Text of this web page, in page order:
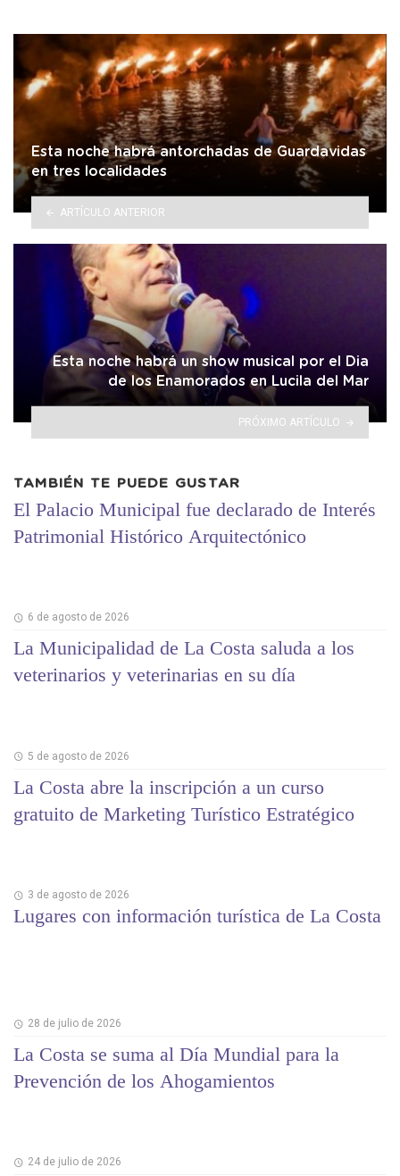
Esta noche habrá antorchadas de Guardavidas
en tres localidades
ARTÍCULO ANTERIOR
Esta noche habrá un show musical por el Dia
de los Enamorados en Lucila del Mar
PRÓXIMO ARTÍCULO
TAMBIÉN TE PUEDE GUSTAR
El Palacio Municipal fue declarado de Interés
Patrimonial Histórico Arquitectónico
6 de agosto de 2026
La Municipalidad de La Costa saluda a los
veterinarios y veterinarias en su día
5 de agosto de 2026
La Costa abre la inscripción a un curso
gratuito de Marketing Turístico Estratégico
3 de agosto de 2026
Lugares con información turística de La Costa
28 de julio de 2026
La Costa se suma al Día Mundial para la
Prevención de los Ahogamientos
24 de julio de 2026